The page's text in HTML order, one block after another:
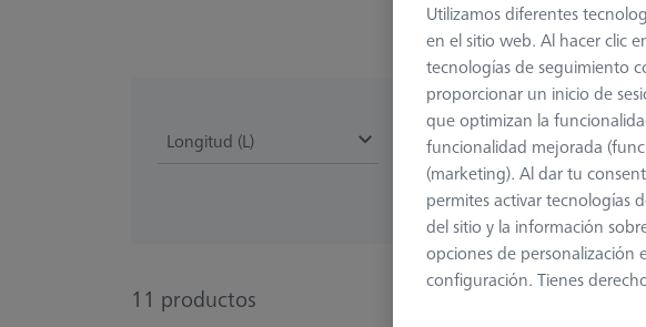
Longitud (L)
11 productos
Utilizamos diferentes
en el sitio web. Al hacer clic
tecnologías de seguimiento
proporcionar un inicio de
que optimizan la
funcionalidad mejorada
(marketing). Al dar tu
permites activar tecnologías
del sitio y la información
opciones de personalización
configuración. Tienes